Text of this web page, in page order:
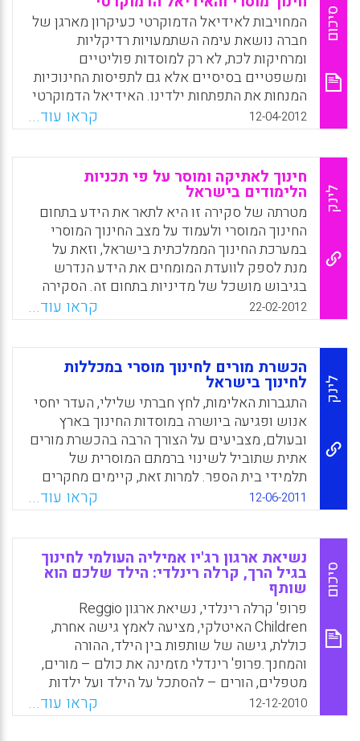
צופה-נצפה).( Sanger, M.N. & Osguthorpe, R.D
) .
WhatsApp
Facebook
Email
X
תכנים וידע בביה"ס וביתר שאת. חלק מן
המאמרים מדברים על תכנית לימודים ייחודית
שיש לפתח, תכנית לימודים אתית. המאמרים
עוסקים בנקיטת אומץ מוסרי ע"י מורים ואירועים
התורמים לכך. חלק מהתפיסות המוצגות בספר
צמחו על הקרקע של תיאוריית הקונסרקטיביזים
בהוראה ובלמידה כיצירת מעורבות בלמידה בצורה
WhatsApp
Facebook
Email
X
סיכום
המחויבות לאידיאל הדמוקרטי כעיקרון מארגן של
חברה נושאת עימה השתמעויות רדיקליות
ומרחיקות לכת, לא רק למוסדות פוליטיים
ומשפטיים בסיסיים אלא גם לתפיסות החינוכיות
המנחות את התפתחות ילדינו. האידיאל הדמוקרטי
הוא אידיאל של חברה פתוחה ודינמית: פתוחה
באין בה תוכנית פעולה חברתית תקדימית הנתפסת
כדוגמה ומחוסנת מפני הערכה ביקורתית בזירה
הציבורית; דינמית, בכך שהמוסדות היסודיים בה
אינם מתוכננים לבלום שינויים אלא להסדירם
ולתעל אותם באמצעות חשיפתם לבחינה ציבורית
מדוקדקת ובאמצעות ביסוסם הבלעדי על
בחירותיהם של חבריה.
WhatsApp
Facebook
Email
X
12-04-2012 קראו עוד...
לינק
חינוך לאתיקה ומוסר על פי תכניות
הלימודים בישראל
מטרתה של סקירה זו היא לתאר את הידע בתחום
החינוך המוסרי ולעמוד על מצב החינוך המוסרי
במערכת החינוך הממלכתית בישראל, וזאת על
מנת לספק לוועדת המומחים את הידע הנדרש
בגיבוש מושכל של מדיניות בתחום זה. הסקירה
מחולקת לשלושה חלקים: א. הגישות המרכזיות
בתחום ודיון במטרות המרכזיות, במושגי היסוד
ובמיומנויות השונות שבאמצעותם הגישות השונות
מבקשות לפתח, כל אחת לשיטתה, אישיות
מוסרית. ב. מצב החינוך המוסרי במספר מדינות
החברות ב- OECD ובעיקר במערכת החינוך
הממלכתית הישראלית, כפי שהוא משתקף
במדיניות משרד החינוך, בתכניות "חינוך לערכים"
המתקיימות בה, בחוזרי מנכ"ל ומתוך מידע שנוגע
ישירות לתחום הידע ( אריאל שריד) .
WhatsApp
Facebook
Email
X
22-02-2012 קראו עוד...
לינק
הכשרת מורים לחינוך מוסרי במכללות
לחינוך בישראל
התגברות האלימות, לחץ חברתי שלילי, העדר יחסי
אנוש ופגיעה ביושרה במוסדות החינוך בארץ
ובעולם, מצביעים על הצורך הרבה בהכשרת מורים
אתית שתוביל לשינוי ברמתם המוסרית של
תלמידי בית הספר. למרות זאת, קיימים מחקרים
בודדים העוסקים בתהליך הכשרת המורה לחינוך
מוסרי, הן בארץ והן בעולם. שאלת המחקר: עוסקת
בבירור המדיניות, האקלים, המטרות והתכנים של
תוכנית ההכשרה וכן בעמדותיהם, השקפתם של
מרצים וסטודנטים כלפי החינוך המוסרי והשפעת
משתני רקע עליהם. המחקר הנוכחי הינו מחקר
מעורב שיטות: כמותי ואיכותני, המתבסס על
הפרדיגמה הקונסטרוקטיביסטית. המחקר נערך
בשמונה מכללות להכשרת מורים משלושת
המגזרים" ממלכתי, ממלכתי דתי וערבי. במחקר
השתתפו 127 מרצים ו- 536 סטודנטים ( אהרן,
בוזגלו).
12-06-2011 קראו עוד...
סיכום
נשיאת ארגון רג'יו אמיליה העולמי לחינוך
בגיל הרך, קרלה רינלדי: הילד שלכם הוא
שותף
פרופ' קרלה רינלדי, נשיאת ארגון Reggio
Children האיטלקי, מציעה לאמץ גישה אחרת,
כוללת, גישה של שותפות בין הילד, ההורה
והמחנך.פרופ' רינדלי מזמינה את כולם – מורים,
מטפלים, הורים – להסתכל על הילד ועל ילדות
בכלל, לא כגורם שצריך לחנך אותו, אלא דווקא
ללמוד ממנו וליצור ביחד איתו את העתיד."המטרה
12-12-2010 קראו עוד...